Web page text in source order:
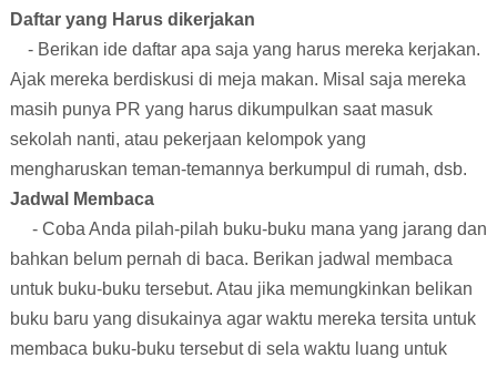
Daftar yang Harus dikerjakan
- Berikan ide daftar apa saja yang harus mereka kerjakan.
Ajak mereka berdiskusi di meja makan. Misal saja mereka
masih punya PR yang harus dikumpulkan saat masuk
sekolah nanti, atau pekerjaan kelompok yang
mengharuskan teman-temannya berkumpul di rumah, dsb.
Jadwal Membaca
- Coba Anda pilah-pilah buku-buku mana yang jarang dan
bahkan belum pernah di baca. Berikan jadwal membaca
untuk buku-buku tersebut. Atau jika memungkinkan belikan
buku baru yang disukainya agar waktu mereka tersita untuk
membaca buku-buku tersebut di sela waktu luang untuk